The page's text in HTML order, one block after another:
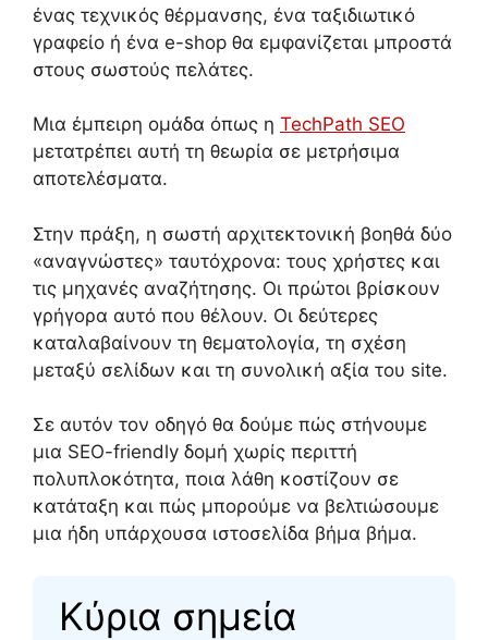
ένας τεχνικός θέρμανσης, ένα ταξιδιωτικό
γραφείο ή ένα e-shop θα εμφανίζεται μπροστά
στους σωστούς πελάτες.
Μια έμπειρη ομάδα όπως η TechPath SEO
μετατρέπει αυτή τη θεωρία σε μετρήσιμα
αποτελέσματα.
Στην πράξη, η σωστή αρχιτεκτονική βοηθά δύο
«αναγνώστες» ταυτόχρονα: τους χρήστες και
τις μηχανές αναζήτησης. Οι πρώτοι βρίσκουν
γρήγορα αυτό που θέλουν. Οι δεύτερες
καταλαβαίνουν τη θεματολογία, τη σχέση
μεταξύ σελίδων και τη συνολική αξία του site.
Σε αυτόν τον οδηγό θα δούμε πώς στήνουμε
μια SEO-friendly δομή χωρίς περιττή
πολυπλοκότητα, ποια λάθη κοστίζουν σε
κατάταξη και πώς μπορούμε να βελτιώσουμε
μια ήδη υπάρχουσα ιστοσελίδα βήμα βήμα.
Κύρια σημεία